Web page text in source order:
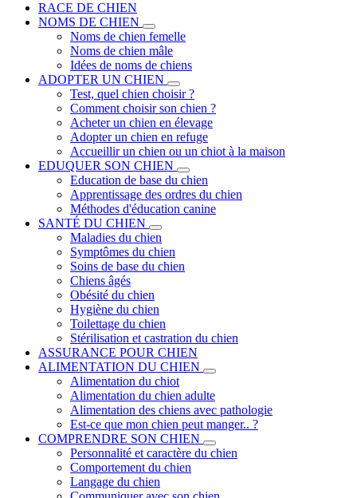
RACE DE CHIEN
NOMS DE CHIEN
Noms de chien femelle
Noms de chien mâle
Idées de noms de chiens
ADOPTER UN CHIEN
Test, quel chien choisir ?
Comment choisir son chien ?
Acheter un chien en élevage
Adopter un chien en refuge
Accueillir un chien ou un chiot à la maison
EDUQUER SON CHIEN
Education de base du chien
Apprentissage des ordres du chien
Méthodes d'éducation canine
SANTÉ DU CHIEN
Maladies du chien
Symptômes du chien
Soins de base du chien
Chiens âgés
Obésité du chien
Hygiène du chien
Toilettage du chien
Stérilisation et castration du chien
ASSURANCE POUR CHIEN
ALIMENTATION DU CHIEN
Alimentation du chiot
Alimentation du chien adulte
Alimentation des chiens avec pathologie
Est-ce que mon chien peut manger.. ?
COMPRENDRE SON CHIEN
Personnalité et caractère du chien
Comportement du chien
Langage du chien